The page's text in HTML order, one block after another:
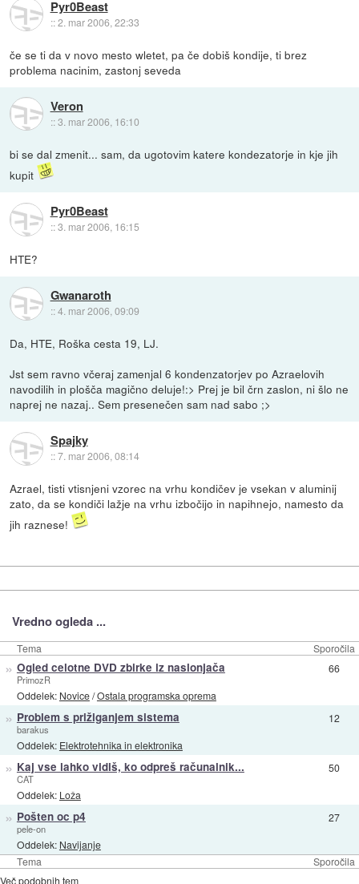
Pyr0Beast
::2. mar 2006, 22:33
če se ti da v novo mesto wletet, pa če dobiš kondije, ti brez
problema nacinim, zastonj seveda
Veron
::3. mar 2006, 16:10
bi se dal zmenit... sam, da ugotovim katere kondezatorje in kje jih
kupit
Pyr0Beast
::3. mar 2006, 16:15
HTE?
Gwanaroth
::4. mar 2006, 09:09
Da, HTE, Roška cesta 19, LJ.
Jst sem ravno včeraj zamenjal 6 kondenzatorjev po Azraelovih
navodilih in plošča magično deluje!:> Prej je bil črn zaslon, ni šlo ne
naprej ne nazaj.. Sem presenečen sam nad sabo ;>
Spajky
::7. mar 2006, 08:14
Azrael, tisti vtisnjeni vzorec na vrhu kondičev je vsekan v aluminij
zato, da se kondiči lažje na vrhu izbočijo in napihnejo, namesto da
jih raznese!
Vredno ogleda ...
Tema Sporočila
Tema Sporočila
» Ogled celotne DVD zbirke iz naslonjača
PrimozR
Oddelek: Novice/Ostala programska oprema
66
» Problem s prižiganjem sistema
barakus
Oddelek: Elektrotehnika in elektronika
12
» Kaj vse lahko vidiš, ko odpreš računalnik...
CAT
Oddelek: Loža
50
» Pošten oc p4
pele-on
Oddelek: Navijanje
27
Več podobnih tem